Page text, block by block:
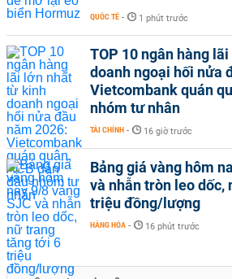
QUỐC TẾ - 1 phút trước
TOP 10 ngân hàng
doanh ngoại hối nửa
Vietcombank quán
nhóm tư nhân
TÀI CHÍNH - 16 giờ trước
Bảng giá vàng hôm
và nhẫn tròn leo dốc,
triệu đồng/lượng
HÀNG HÓA - 16 phút trước